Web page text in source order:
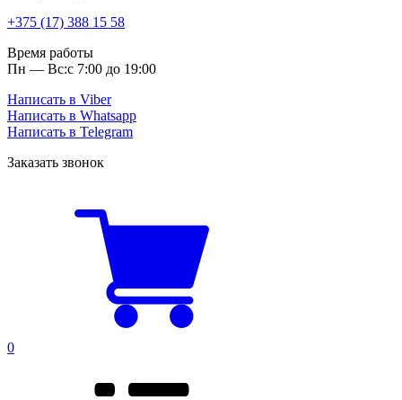
+375 (17) 388 15 58
Время работы
Пн — Вс:с 7:00 до 19:00
Написать в Viber
Написать в Whatsapp
Написать в Telegram
Заказать звонок
0